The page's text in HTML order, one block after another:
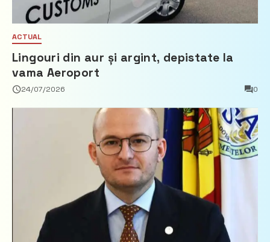
ACTUAL
Lingouri din aur și argint, depistate la
vama Aeroport
24/07/2026 0